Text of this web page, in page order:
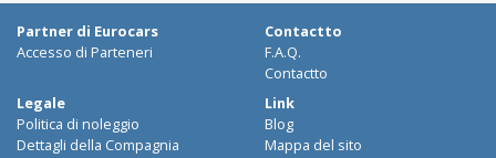
Partner di Eurocars
Accesso di Parteneri
Contactto
F.A.Q.
Contactto
Legale
Politica di noleggio
Dettagli della Compagnia
Link
Blog
Mappa del sito